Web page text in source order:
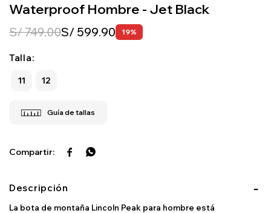
Waterproof Hombre - Jet Black
S/ 599.90
S/749.00 19
Talla:
11 12
 
Descripción
La bota de montaña Lincoln Peak para hombre está